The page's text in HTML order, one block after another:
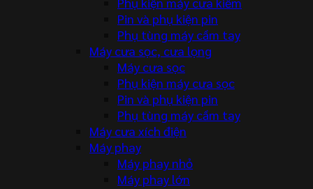
Pin và phụ kiện pin
Phụ tùng máy cầm tay
Máy cưa sọc, cưa lọng
Máy cưa sọc
Phụ kiện máy cưa sọc
Pin và phụ kiện pin
Phụ tùng máy cầm tay
Máy cưa xích điện
Máy phay
Máy phay nhỏ
Máy phay lớn